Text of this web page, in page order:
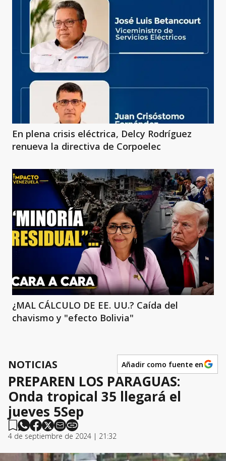
En plena crisis eléctrica, Delcy Rodríguez
renueva la directiva de Corpoelec
¿MAL CÁLCULO DE EE. UU.? Caída del
chavismo y "efecto Bolivia"
NOTICIAS Añadir como fuente en
PREPAREN LOS PARAGUAS:
Onda tropical 35 llegará el
jueves 5Sep
4 de septiembre de 2024 | 21:32